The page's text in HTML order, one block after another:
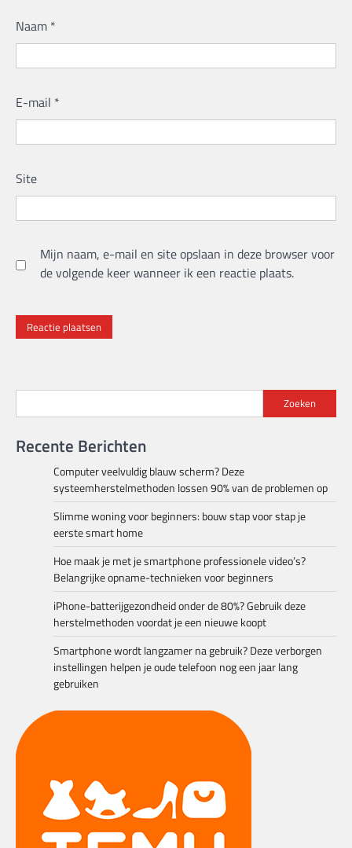
Naam *
E-mail *
Site
Mijn naam, e-mail en site opslaan in deze browser voor
de volgende keer wanneer ik een reactie plaats.
Zoeken
Recente Berichten
Computer veelvuldig blauw scherm? Deze
systeemherstelmethoden lossen 90% van de problemen op
Slimme woning voor beginners: bouw stap voor stap je
eerste smart home
Hoe maak je met je smartphone professionele video’s?
Belangrijke opname-technieken voor beginners
iPhone-batterijgezondheid onder de 80%? Gebruik deze
herstelmethoden voordat je een nieuwe koopt
Smartphone wordt langzamer na gebruik? Deze verborgen
instellingen helpen je oude telefoon nog een jaar lang
gebruiken